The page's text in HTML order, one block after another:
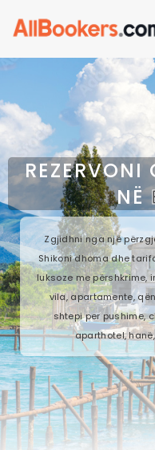
NË
Zgjidhni nga një
Shikoni dhoma dhe
luksoze me përshkrime,
vila, apartamente,
shtepi per pushime,
aparthotel,